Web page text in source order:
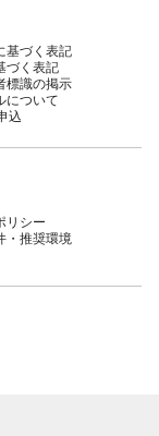
基づく表記
づく表記
標識の掲示
について
込
リシー
・推奨環境